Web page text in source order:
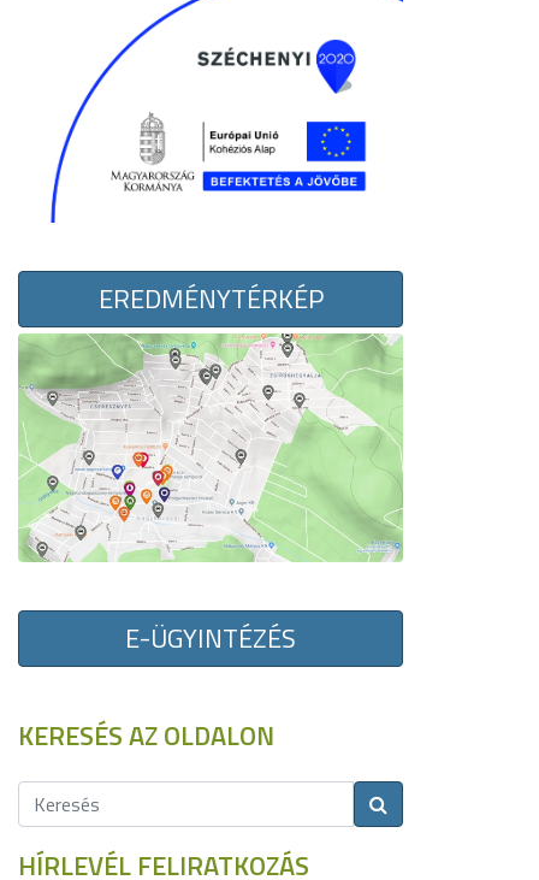
EREDMÉNYTÉRKÉP
E-ÜGYINTÉZÉS
KERESÉS AZ OLDALON
HÍRLEVÉL FELIRATKOZÁS